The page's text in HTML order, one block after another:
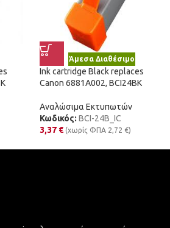
Άμεσα Διαθέσιμο
Ink cartridge Black replaces
Canon 6881A002, BCI24BK
Αναλώσιμα Εκτυπωτών
Κωδικός: BCI-24B_IC
3,37 € (χωρίς ΦΠΑ 2,72 €)